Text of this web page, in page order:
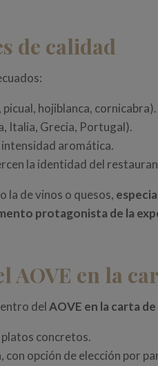
de calidad
picual, hojiblanca, cornicabra).
Italia, Grecia, Portugal).
aromática.
la identidad del
la de vinos o quesos,
protagonista de la
AOVE en la
delAOVE en la carta
concretos.
con opción de elección por